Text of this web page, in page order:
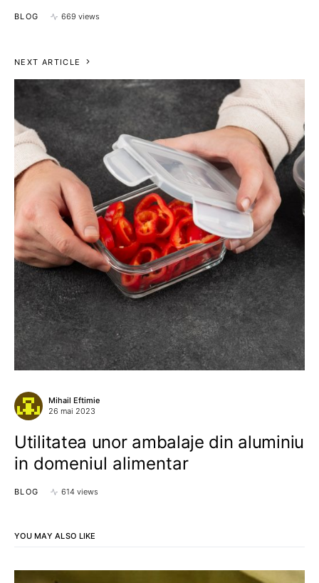
BLOG 669 views
NEXT ARTICLE
Mihail Eftimie
26 mai 2023
Utilitatea unor ambalaje din aluminiu
in domeniul alimentar
BLOG 614 views
YOU MAY ALSO LIKE